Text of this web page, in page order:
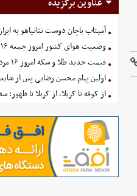
آمیتاب باچان دوست نتانیاهو به
وضعیت هوای کشور امروز جمعه ۱۶ مرداد ۱۴۰۵
قیمت جدید طلا و سکه امروز ۱۶ مردادماه ۱۴۰۵/ جدول
اولین پیام محسن رضایی پس از
از کوفه تا کربلا، از کربلا تا